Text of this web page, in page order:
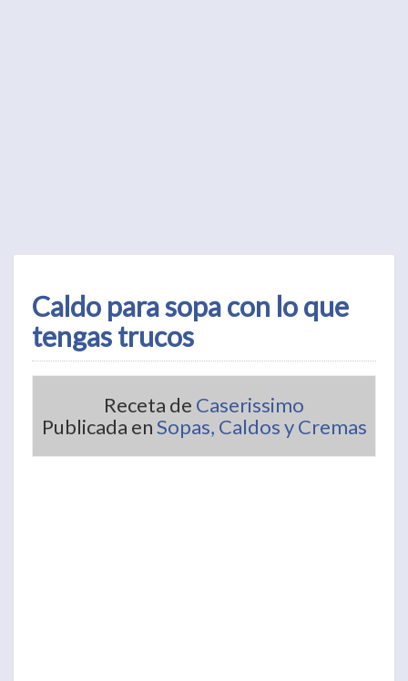
Caldo para sopa con lo que
tengas trucos
Receta de Caserissimo
Publicada enSopas, Caldos y Cremas